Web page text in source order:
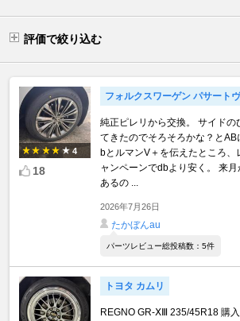
評価で絞り込む
4
18
フォルクスワーゲン パサート
純正ピレリから交換。 サイドの
てきたのでそろそろかな？とAB
bとルマンV＋を伝えたところ、
ャンペーンでdbより安く。 来
あるの ...
2026年7月26日
たかぼんau
パーツレビュー総投稿数：5件
トヨタ カムリ
REGNO GR-ⅩⅢ 235/45R18 購